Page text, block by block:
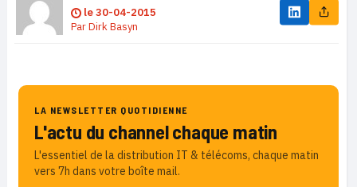
le30-04-2015
ParDirk Basyn
LA NEWSLETTER QUOTIDIENNE
L'actu du channel chaque matin
L'essentiel de la distribution IT & télécoms, chaque matin
vers 7h dans votre boîte mail.